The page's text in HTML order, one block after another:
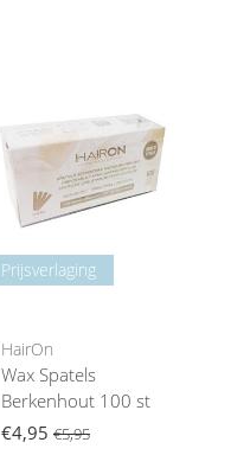
Prijsverlaging
HairOn
Wax Spatels
Berkenhout 100 st
€4,95 €5,95